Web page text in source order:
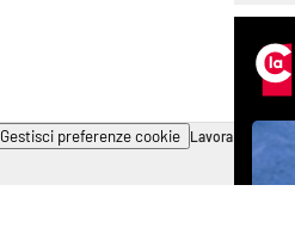
Gestisci preferenze cookie Lavora con noi